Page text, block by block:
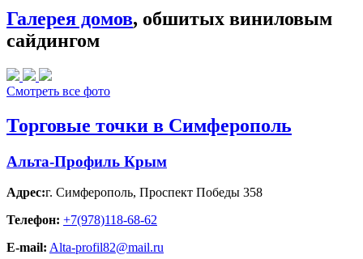
Галерея домов, обшитых виниловым
сайдингом
Смотреть все фото
Торговые точки в Симферополь
Альта-Профиль Крым
Адрес:г. Симферополь, Проспект Победы 358
Телефон: +7(978)118-68-62
E-mail: Alta-profil82@mail.ru